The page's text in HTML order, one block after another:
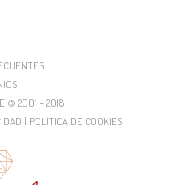
© 2001 - 2018
| POLÍTICA DE COOKIES